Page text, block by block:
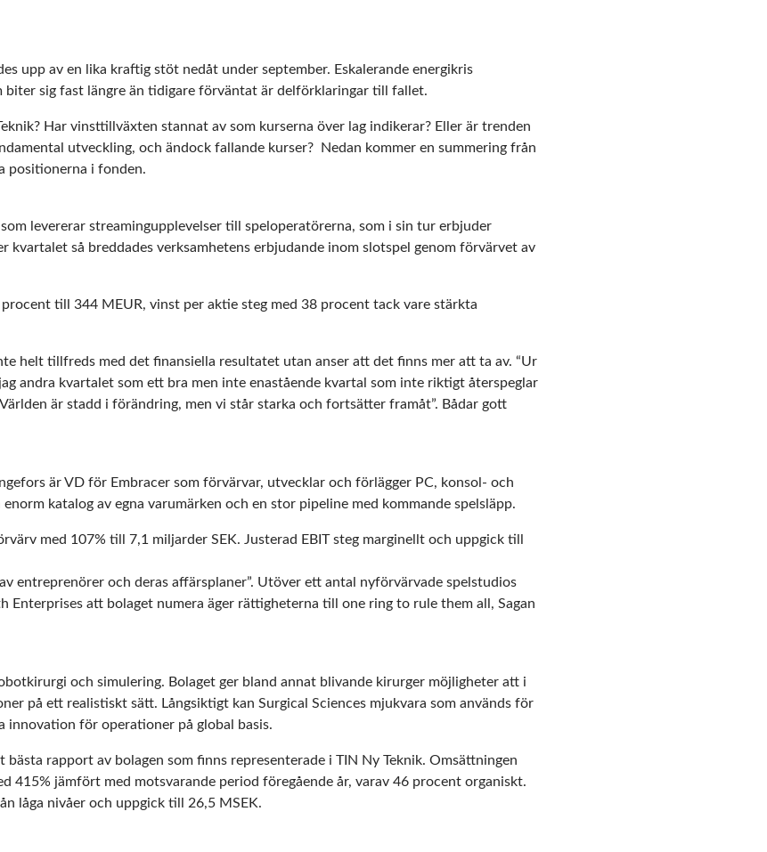
upp av en lika kraftig stöt nedåt under september. Eskalerande energikris
biter sig fast längre än tidigare förväntat är delförklaringar till fallet.
Har vinsttillväxten stannat av som kurserna över lag indikerar? Eller är trenden
utveckling, och ändock fallande kurser? Nedan kommer en summering från
positionerna i fonden.
levererar streamingupplevelser till speloperatörerna, som i sin tur erbjuder
kvartalet så breddades verksamhetens erbjudande inom slotspel genom förvärvet av
till 344 MEUR, vinst per aktie steg med 38 procent tack vare stärkta
helt tillfreds med det finansiella resultatet utan anser att det finns mer att ta av. “Ur
andra kvartalet som ett bra men inte enastående kvartal som inte riktigt återspeglar
är stadd i förändring, men vi står starka och fortsätter framåt”. Bådar gott
är VD för Embracer som förvärvar, utvecklar och förlägger PC, konsol- och
katalog av egna varumärken och en stor pipeline med kommande spelsläpp.
med 107% till 7,1 miljarder SEK. Justerad EBIT steg marginellt och uppgick till
entreprenörer och deras affärsplaner”. Utöver ett antal nyförvärvade spelstudios
Enterprises att bolaget numera äger rättigheterna till one ring to rule them all, Sagan
och simulering. Bolaget ger bland annat blivande kirurger möjligheter att i
på ett realistiskt sätt. Långsiktigt kan Surgical Sciences mjukvara som används för
för operationer på global basis.
bästa rapport av bolagen som finns representerade i TIN Ny Teknik. Omsättningen
415% jämfört med motsvarande period föregående år, varav 46 procent organiskt.
låga nivåer och uppgick till 26,5 MSEK.